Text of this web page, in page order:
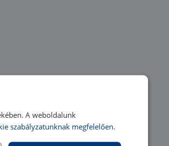
A weboldalunk
szabályzatunknak megfelelően.